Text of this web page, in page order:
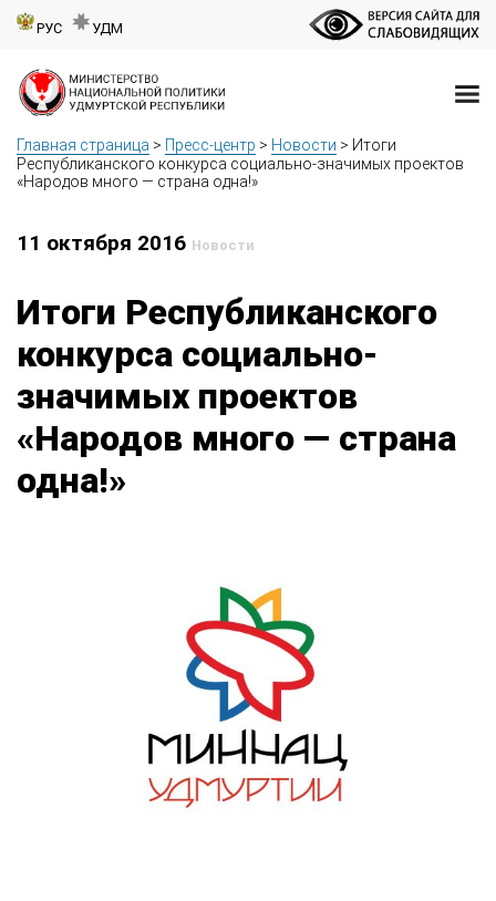
РУС УДМ
Главная страница > Пресс-центр > Новости > Итоги
Республиканского конкурса социально-значимых проектов
«Народов много — страна одна!»
11 октября 2016 Новости
Итоги Республиканского
конкурса социально-
значимых проектов
«Народов много — страна
одна!»